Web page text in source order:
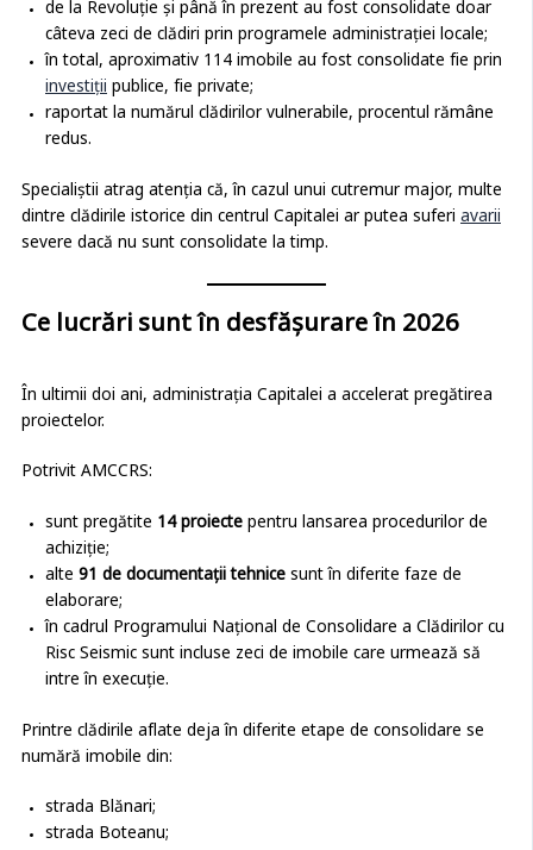
de la Revoluție și până în prezent au fost consolidate doar
câteva zeci de clădiri prin programele administrației locale;
în total, aproximativ 114 imobile au fost consolidate fie prin
investiții publice, fie private;
raportat la numărul clădirilor vulnerabile, procentul rămâne
redus.
Specialiștii atrag atenția că, în cazul unui cutremur major, multe
dintre clădirile istorice din centrul Capitalei ar putea suferi avarii
severe dacă nu sunt consolidate la timp.
Ce lucrări sunt în desfășurare în 2026
În ultimii doi ani, administrația Capitalei a accelerat pregătirea
proiectelor.
Potrivit AMCCRS:
sunt pregătite 14 proiecte pentru lansarea procedurilor de
achiziție;
alte 91 de documentații tehnice sunt în diferite faze de
elaborare;
în cadrul Programului Național de Consolidare a Clădirilor cu
Risc Seismic sunt incluse zeci de imobile care urmează să
intre în execuție.
Printre clădirile aflate deja în diferite etape de consolidare se
numără imobile din:
strada Blănari;
strada Boteanu;